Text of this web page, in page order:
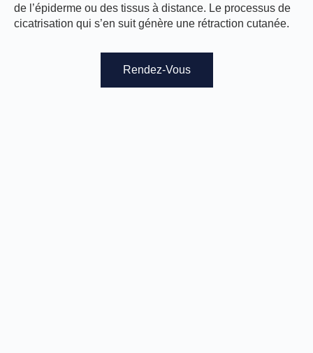
de l’épiderme ou des tissus à distance. Le processus de
cicatrisation qui s’en suit génère une rétraction cutanée.
Rendez-Vous